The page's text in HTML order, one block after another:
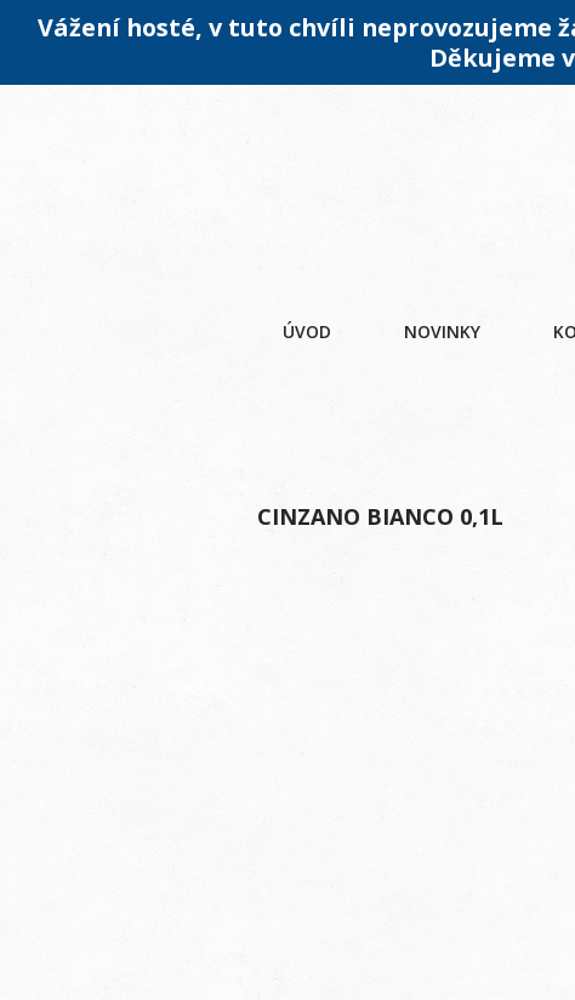
Vážení hosté, v tuto chvíli neprovozujeme
Děkujeme
ÚVOD NOVINKY
CINZANO BIANCO 0,1L